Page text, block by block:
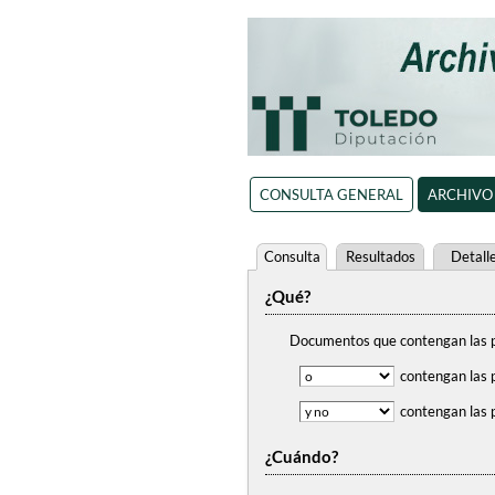
CONSULTA GENERAL ARCHIVO
Consulta Resultados
¿Qué?
Documentos que contengan las
contengan las
contengan las
¿Cuándo?